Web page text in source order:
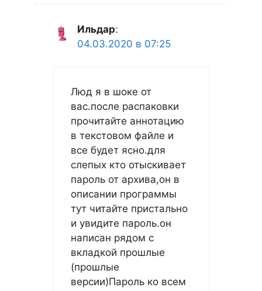
Ильдар:
04.03.2020 в 07:25
Люд я в шоке от
вас.после распаковки
прочитайте аннотацию
в текстовом файле и
все будет ясно.для
слепых кто отыскивает
пароль от архива,он в
описании программы
тут читайте пристально
и увидите пароль.он
написан рядом с
вкладкой прошлые
(прошлые
версии)Пароль ко всем